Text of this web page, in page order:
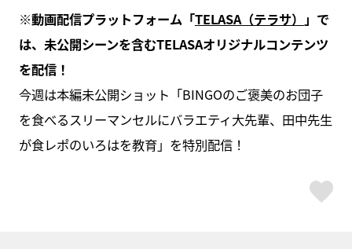
※動画配信プラットフォーム「TELASA（テラサ） 」で
は、未公開シーンを含むTELASAオリジナルコンテンツ
を配信！
今週は本編未公開ショット「BINGOのご褒美のお団子
を食べるスリーマンセルにバラエティ大先輩、田中先生
が食レポのいろはを教育」を特別配信！